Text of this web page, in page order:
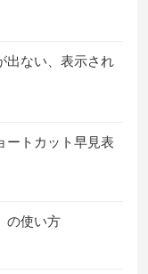
出ない、表示され
ートカット早見表
の使い方